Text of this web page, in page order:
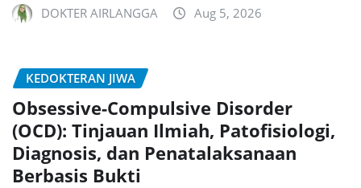
DOKTER AIRLANGGA Aug 5, 2026
KEDOKTERAN JIWA
Obsessive-Compulsive Disorder
(OCD): Tinjauan Ilmiah, Patofisiologi,
Diagnosis, dan Penatalaksanaan
Berbasis Bukti